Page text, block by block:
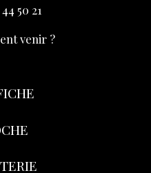
50 21
venir ?